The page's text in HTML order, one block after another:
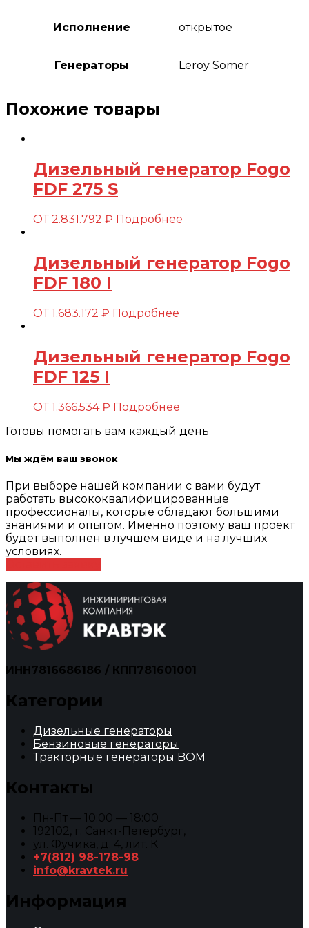
Исполнение открытое
Генераторы Leroy Somer
Похожие товары
Дизельный генератор Fogo
FDF 275 S
ОТ 2.831.792 ₽ Подробнее
Дизельный генератор Fogo
FDF 180 I
ОТ 1.683.172 ₽ Подробнее
Дизельный генератор Fogo
FDF 125 I
ОТ 1.366.534₽ Подробнее
Готовы помогать вам каждый день
Мы ждём ваш звонок
При выборе нашей компании с вами будут
работать высококвалифицированные
профессионалы, которые обладают большими
знаниями и опытом. Именно поэтому ваш проект
будет выполнен в лучшем виде и на лучших
условиях.
ИНН7816686186 / КПП781601001
Категории
Дизельные генераторы
Бензиновые генераторы
Тракторные генераторы BOM
Контакты
Пн-Пт — 10:00 — 18:00
192102, г. Санкт-Петербург,
ул. Фучика, д. 4, лит. К
+7(812) 98-178-98
info@kravtek.ru
Информация